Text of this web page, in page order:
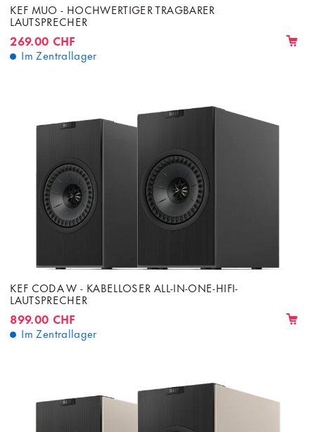
KEF MUO - HOCHWERTIGER TRAGBARER
LAUTSPRECHER
269.00 CHF
Im Zentrallager
KEF CODA W - KABELLOSER ALL-IN-ONE-HIFI-
LAUTSPRECHER
899.00 CHF
Im Zentrallager